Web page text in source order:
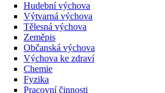
Hudební výchova
Výtvarná výchova
Tělesná výchova
Zeměpis
Občanská výchova
Výchova ke zdraví
Chemie
Fyzika
Pracovní činnosti